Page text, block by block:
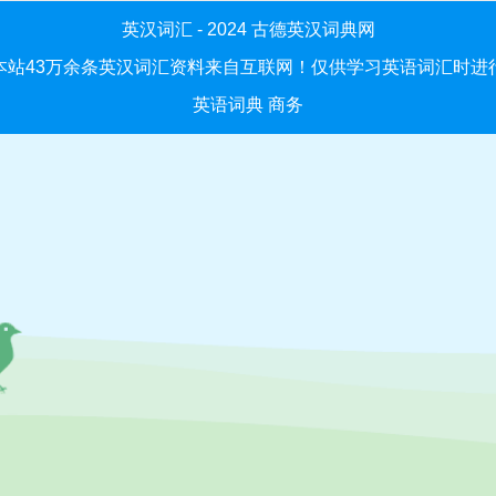
英汉词汇 - 2024 古德英汉词典网
站43万余条英汉词汇资料来自互联网！仅供学习英语词汇时进
英语词典 商务